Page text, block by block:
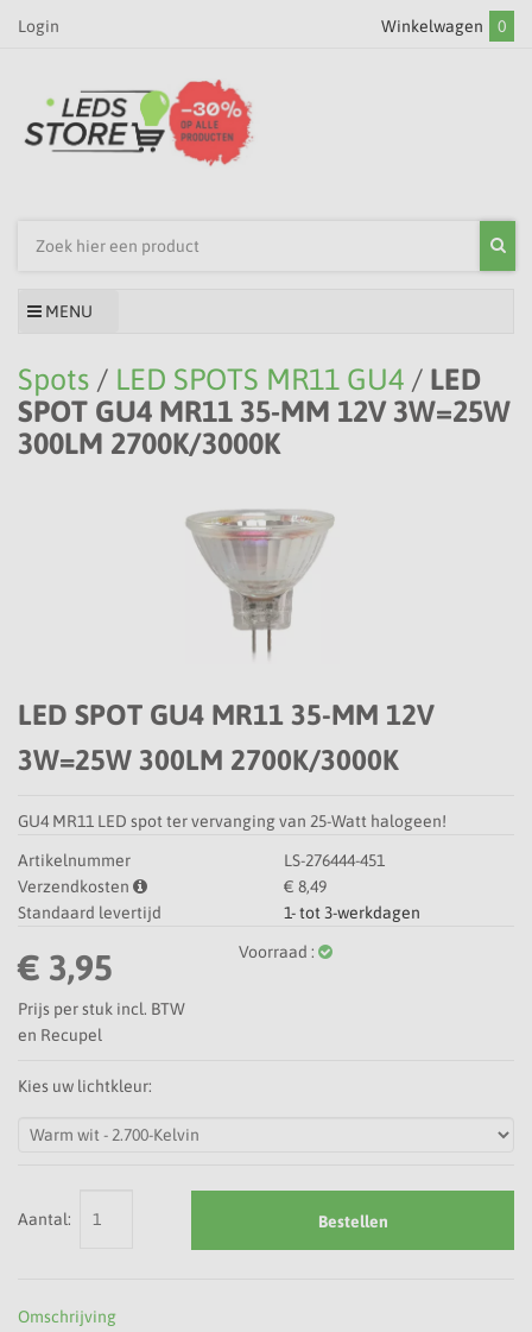
Login Winkelwagen 0
MENU
Spots / LED SPOTS MR11 GU4 / LED
SPOT GU4 MR11 35-MM 12V 3W=25W
300LM 2700K/3000K
LED SPOT GU4 MR11 35-MM 12V
3W=25W 300LM 2700K/3000K
GU4 MR11 LED spot ter vervanging van 25-Watt halogeen!
Artikelnummer
LS-276444-451
Verzendkosten
€ 8,49
Standaard levertijd
1- tot 3-werkdagen
€ 3,95
Prijs per stuk incl. BTW
en Recupel
Voorraad :
Kies uw lichtkleur:
Aantal: Bestellen
Omschrijving